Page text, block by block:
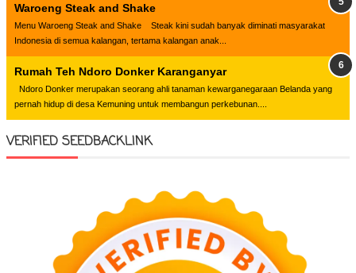
Waroeng Steak and Shake
Menu Waroeng Steak and Shake Steak kini sudah banyak diminati masyarakat
Indonesia di semua kalangan, tertama kalangan anak...
Rumah Teh Ndoro Donker Karanganyar
Ndoro Donker merupakan seorang ahli tanaman kewarganegaraan Belanda yang
pernah hidup di desa Kemuning untuk membangun perkebunan....
VERIFIED SEEDBACKLINK